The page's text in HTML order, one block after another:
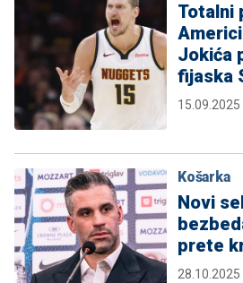
Totalni
Jokića
fijaska
15.09.2025
Košarka
Novi
prete
28.10.2025